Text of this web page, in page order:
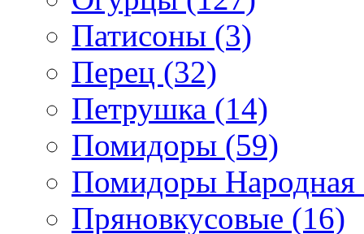
Патисоны (3)
Перец (32)
Петрушка (14)
Помидоры (59)
Помидоры Народная
Пряновкусовые (16)